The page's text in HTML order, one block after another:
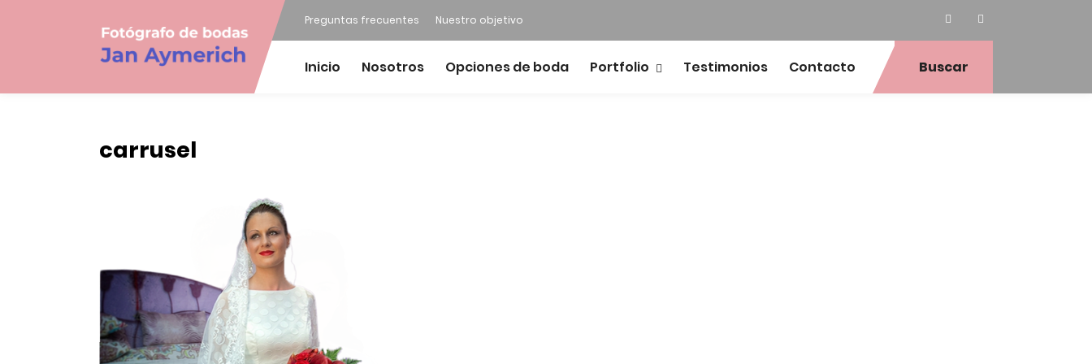
Preguntas frecuentes Nuestro objetivo
Inicio Nosotros Opciones de boda Portfolio Testimonios Contacto Buscar
carrusel